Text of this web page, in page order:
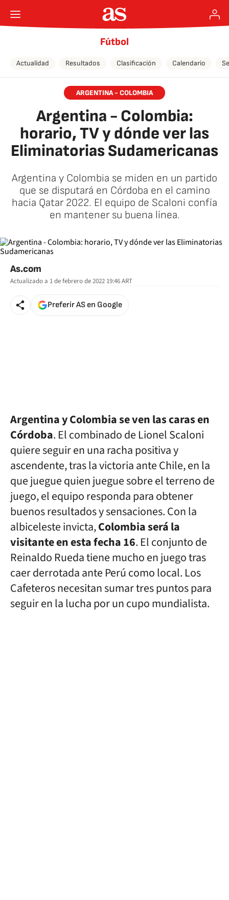
Fútbol
Actualidad Resultados Clasificación Calendario
ARGENTINA - COLOMBIA
Argentina - Colombia:
horario, TV y dónde ver las
Eliminatorias Sudamericanas
Argentina y Colombia se miden en un partido
que se disputará en Córdoba en el camino
hacia Qatar 2022. El equipo de Scaloni confía
en mantener su buena línea.
As.com
Actualizado a 1 de febrero de 2022 19:46ART
Preferir AS en Google
Argentina y Colombia se ven las caras en
Córdoba. El combinado de Lionel Scaloni
quiere seguir en una racha positiva y
ascendente, tras la victoria ante Chile, en la
que juegue quien juegue sobre el terreno de
juego, el equipo responda para obtener
buenos resultados y sensaciones. Con la
albiceleste invicta,Colombia será la
visitante en esta fecha 16. El conjunto de
Reinaldo Rueda tiene mucho en juego tras
caer derrotada ante Perú como local. Los
Cafeteros necesitan sumar tres puntos para
seguir en la lucha por un cupo mundialista.